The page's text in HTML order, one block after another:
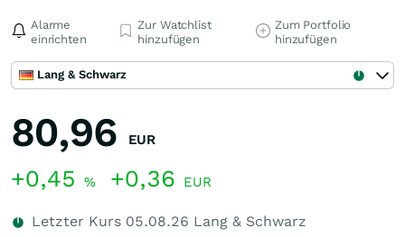
Alarme
einrichten
Zur Watchlist
hinzufügen
Zum Portfolio
hinzufügen
Lang & Schwarz
80,96 EUR
+0,45 % +0,36 EUR
Letzter Kurs 05.08.26 Lang & Schwarz